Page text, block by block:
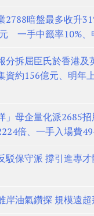
2788暗盤最多收升
一手中籤率10%、
分拆屈臣氏於香港及
約156億元、明年
」母企量化派2685
倍、一手入場費
駁保守派 撐引進專
岸油氣鑽探 規模遠